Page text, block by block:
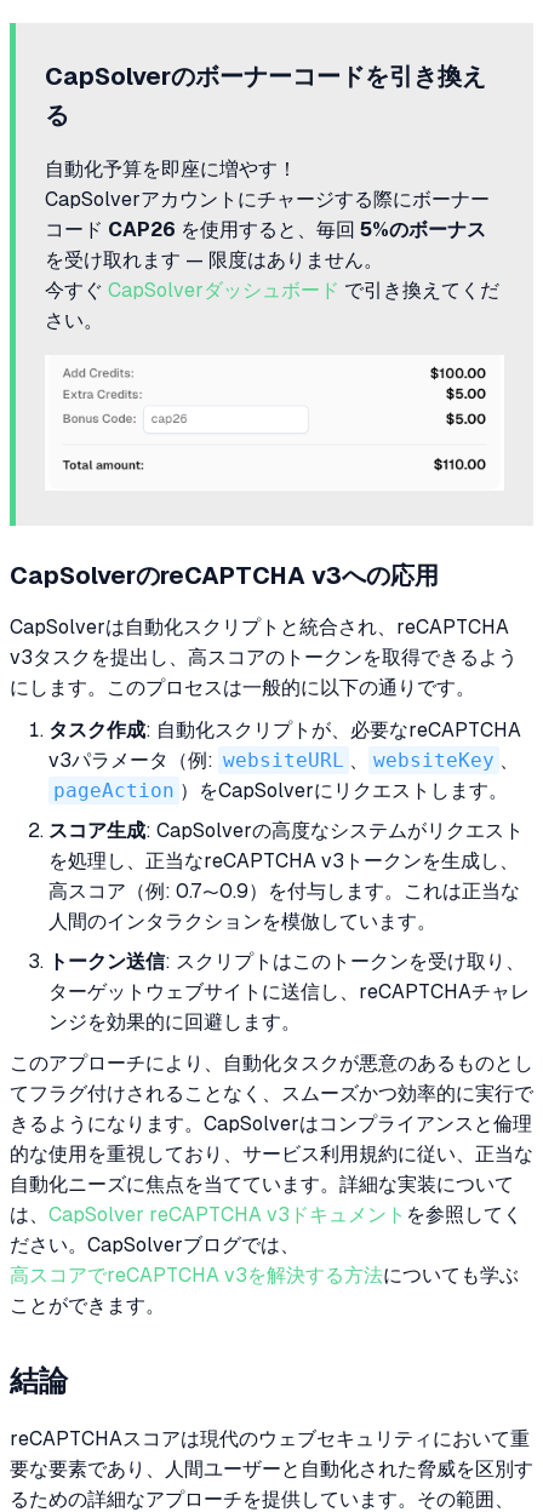
CapSolverのボーナーコードを引き換え
る
自動化予算を即座に増やす！
CapSolverアカウントにチャージする際にボーナー
コード CAP26 を使用すると、毎回 5%のボーナス
を受け取れます — 限度はありません。
今すぐ CapSolverダッシュボード で引き換えてくだ
さい。
CapSolverのreCAPTCHA v3への応用
CapSolverは自動化スクリプトと統合され、reCAPTCHA
v3タスクを提出し、高スコアのトークンを取得できるよう
にします。このプロセスは一般的に以下の通りです。
タスク作成: 自動化スクリプトが、必要なreCAPTCHA
v3パラメータ（例: websiteURL websiteKey
pageAction ）をCapSolverにリクエストします。
スコア生成: CapSolverの高度なシステムがリクエスト
を処理し、正当なreCAPTCHA v3トークンを生成し、
高スコア（例: 0.7〜0.9）を付与します。これは正当な
人間のインタラクションを模倣しています。
トークン送信: スクリプトはこのトークンを受け取り、
ターゲットウェブサイトに送信し、reCAPTCHAチャレ
ンジを効果的に回避します。
このアプローチにより、自動化タスクが悪意のあるものとし
てフラグ付けされることなく、スムーズかつ効率的に実行で
きるようになります。CapSolverはコンプライアンスと倫理
的な使用を重視しており、サービス利用規約に従い、正当な
自動化ニーズに焦点を当てています。詳細な実装について
は、 CapSolver reCAPTCHA v3ドキュメント を参照してく
ださい。CapSolverブログでは、
高スコアでreCAPTCHA v3を解決する方法についても学ぶ
ことができます。
結論
reCAPTCHAスコアは現代のウェブセキュリティにおいて重
要な要素であり、人間ユーザーと自動化された脅威を区別す
るための詳細なアプローチを提供しています。その範囲、